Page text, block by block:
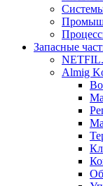
Запасные
Almig